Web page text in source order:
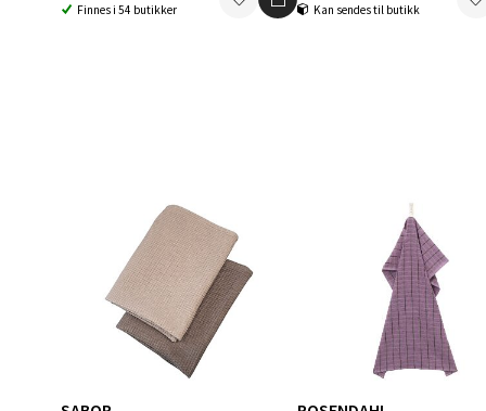
Finnes i 54 butikker
Kan sendes til butikk
Åpent i